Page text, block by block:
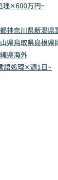
理✕600万円~
神奈川県新潟県
県鳥取県島根県
県海外
語処理✕週1日~